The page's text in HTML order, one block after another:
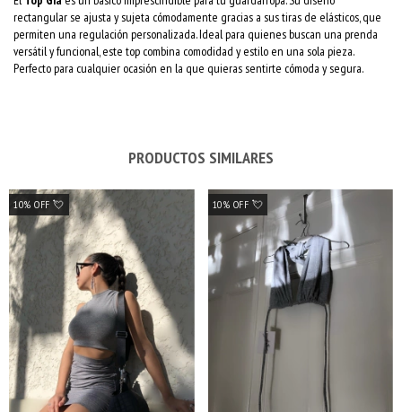
rectangular se ajusta y sujeta cómodamente gracias a sus tiras de elásticos, que
permiten una regulación personalizada. Ideal para quienes buscan una prenda
versátil y funcional, este top combina comodidad y estilo en una sola pieza.
Perfecto para cualquier ocasión en la que quieras sentirte cómoda y segura.
PRODUCTOS SIMILARES
10% OFF 💘 10% OFF 💘